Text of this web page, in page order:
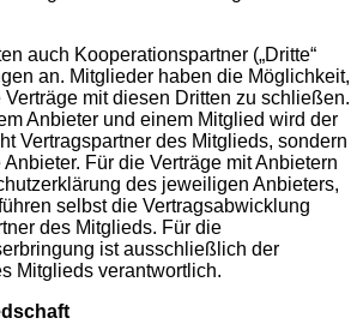
auch Kooperationspartner („Dritte“
an. Mitglieder haben die Möglichkeit,
mit diesen Dritten zu schließen.
Anbieter und einem Mitglied wird der
Vertragspartner des Mitglieds, sondern
Für die Verträge mit Anbietern
des jeweiligen Anbieters,
selbst die Vertragsabwicklung
des Mitglieds. Für die
ist ausschließlich der
Mitglieds verantwortlich.